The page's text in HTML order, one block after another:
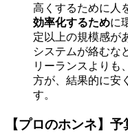
高くするために人
効率化するために
定以上の規模感が
システムが絡むな
リーランスよりも
方が、結果的に安
す。
【プロのホンネ】